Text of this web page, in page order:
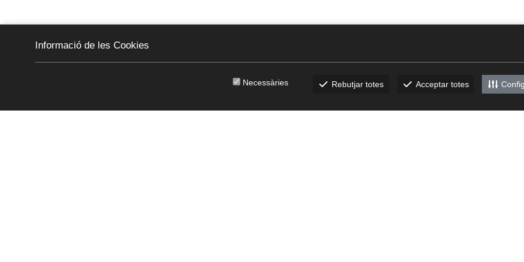
Informació de les Cookies
Necessàries Rebutjar totes Acceptar totes